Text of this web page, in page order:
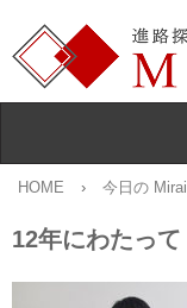
HOME › 今日の Mirai
12年にわたって